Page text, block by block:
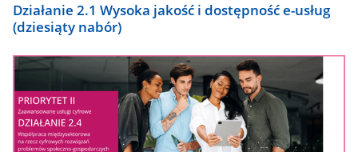
Działanie 2.1 Wysoka jakość i dostępność e-usług
(dziesiąty nabór)